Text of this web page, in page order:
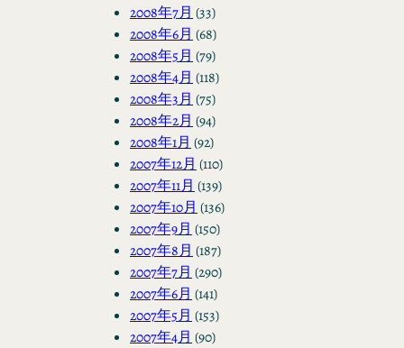
2008年7月 (33)
2008年6月 (68)
2008年5月 (79)
2008年4月 (118)
2008年3月 (75)
2008年2月 (94)
2008年1月 (92)
2007年12月 (110)
2007年11月 (139)
2007年10月 (136)
2007年9月 (150)
2007年8月 (187)
2007年7月 (290)
2007年6月 (141)
2007年5月 (153)
2007年4月 (90)